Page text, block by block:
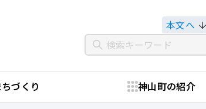
本文へ
づくり 神山町の紹介